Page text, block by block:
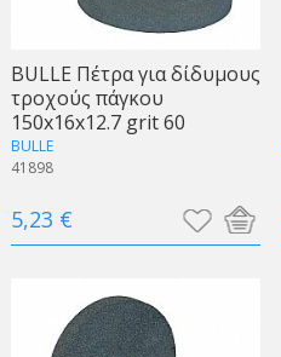
BULLE Πέτρα για δίδυμους
τροχούς πάγκου
150x16x12.7 grit 60
BULLE
41898
5,23 €